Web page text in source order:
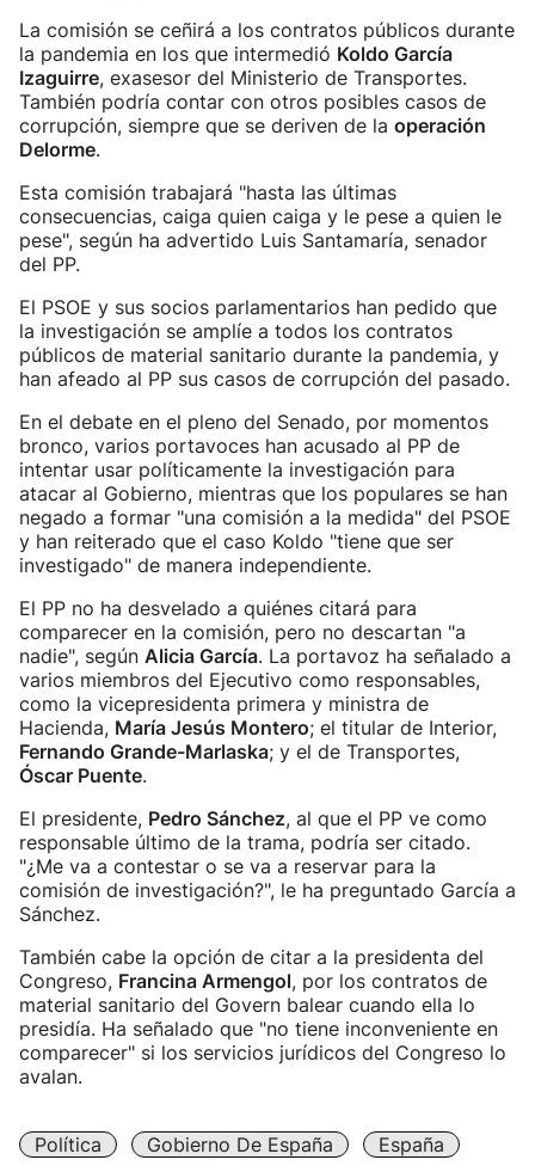
La comisión se ceñirá a los contratos públicos durante
la pandemia en los que intermedió Koldo García
Izaguirre, exasesor del Ministerio de Transportes.
También podría contar con otros posibles casos de
corrupción, siempre que se deriven de la operación
Delorme.
Esta comisión trabajará "hasta las últimas
consecuencias, caiga quien caiga y le pese a quien le
pese", según ha advertido Luis Santamaría, senador
del PP.
El PSOE y sus socios parlamentarios han pedido que
la investigación se amplíe a todos los contratos
públicos de material sanitario durante la pandemia, y
han afeado al PP sus casos de corrupción del pasado.
En el debate en el pleno del Senado, por momentos
bronco, varios portavoces han acusado al PP de
intentar usar políticamente la investigación para
atacar al Gobierno, mientras que los populares se han
negado a formar "una comisión a la medida" del PSOE
y han reiterado que el caso Koldo "tiene que ser
investigado" de manera independiente.
El PP no ha desvelado a quiénes citará para
comparecer en la comisión, pero no descartan "a
nadie", según Alicia García. La portavoz ha señalado a
varios miembros del Ejecutivo como responsables,
como la vicepresidenta primera y ministra de
Hacienda, María Jesús Montero; el titular de Interior,
Fernando Grande-Marlaska; y el de Transportes,
Óscar Puente.
El presidente, Pedro Sánchez, al que el PP ve como
responsable último de la trama, podría ser citado.
"¿Me va a contestar o se va a reservar para la
comisión de investigación?", le ha preguntado García a
Sánchez.
También cabe la opción de citar a la presidenta del
Congreso, Francina Armengol, por los contratos de
material sanitario del Govern balear cuando ella lo
presidía. Ha señalado que "no tiene inconveniente en
comparecer" si los servicios jurídicos del Congreso lo
avalan.
Política Gobierno De España
España